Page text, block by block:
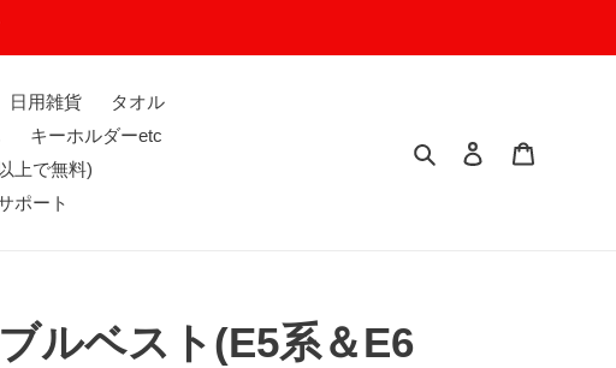
日用雑貨
タオル
キーホルダーetc
上で無料)
ポート
検索 ログイン
ルベスト(E5系＆E6